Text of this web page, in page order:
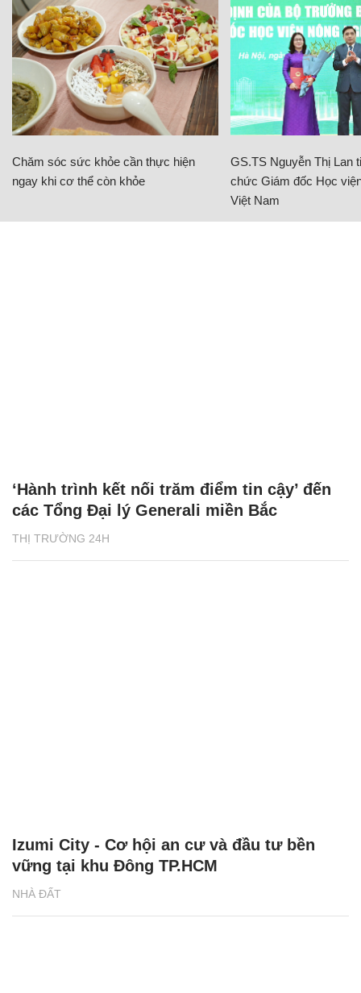
Chăm sóc sức khỏe cần thực hiện
ngay khi cơ thể còn khỏe
GS.TS Nguyễn Thị Lan
chức Giám đốc Học
Việt Nam
THỊ TRƯỜNG 24H
‘Hành trình kết nối trăm điểm tin cậy’ đến
các Tổng Đại lý Generali miền Bắc
NHÀ ĐẤT
Izumi City - Cơ hội an cư và đầu tư bền
vững tại khu Đông TP.HCM